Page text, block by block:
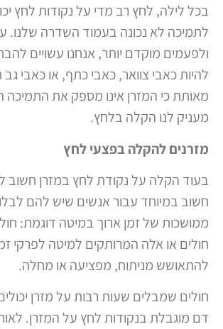
בכל לילה, לחץ רב מדי על נקודות לחץ
לתמיכה לא נכונה בעמוד השדרה שלנו.
ולפעמים מוקדם יותר, אנחנו עשויים
להיות כאבי צוואר, כאבי כתף, או כאבי גב
מאותת כי המזרן אינו מספק את התמיכה
מעניק לנו הקלה בלחץ.
מזרנים להקלה בפצעי לחץ
בעוד הקלה על נקודת לחץ במזרן חשוב
חשוב במיוחד עבור אנשים שיש להם
ממושכות של זמן ארוך במיטה דוגמת:
חולים או אלה המרותקים למיטה לפרקי זמן
להתאושש מניתוח, מפציעה או מחלה.
חולים שמבלים שעות רבות על מזרן יכולים
דם מוגבלת בנקודות לחץ על המזרן. לאורך